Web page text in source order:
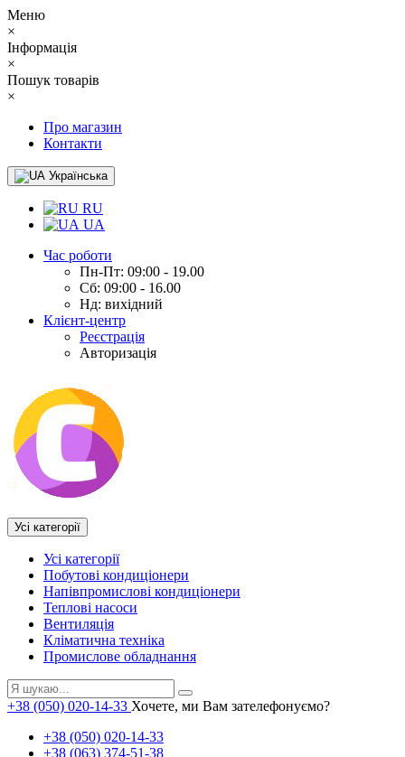
Меню
×
Інформація
×
Пошук товарів
×
Про магазин
Контакти
Українська
RU
UA
Час роботи
Пн-Пт: 09:00 - 19.00
Сб: 09:00 - 16.00
Нд: вихідний
Клієнт-центр
Реєстрація
Авторизація
Усі категорії
Усі категорії
Побутові кондиціонери
Напівпромислові кондиціонери
Теплові насоси
Вентиляція
Кліматична техніка
Промислове обладнання
+38 (050) 020-14-33 Хочете, ми Вам зателефонуємо?
+38 (050) 020-14-33
+38 (063) 374-51-38